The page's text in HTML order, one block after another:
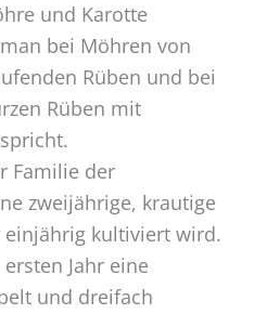
und Karotte
bei Möhren von
Rüben und bei
Rüben mit
Familie der
zweijährige, krautige
einjährig kultiviert wird.
Jahr eine
und dreifach